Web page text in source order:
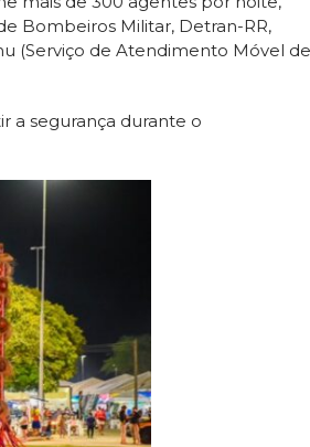
Bombeiros Militar, Detran-RR,
(Serviço de Atendimento Móvel de
a segurança durante o